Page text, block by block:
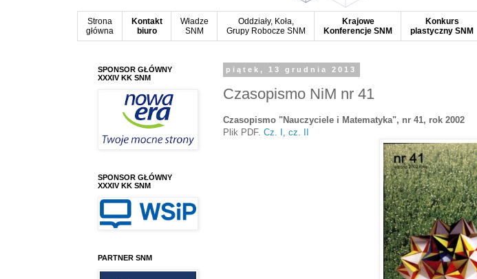
Strona
główna
Kontakt
biuro
Władze
SNM
Oddziały, Koła,
Grupy Robocze SNM
Krajowe
Konferencje SNM
Konkurs
plastyczny SNM
piątek, 13 grudnia 2013
Czasopismo NiM nr 41
Czasopismo "Nauczyciele i Matematyka", nr 41, rok 2002
Plik PDF. Cz. I , cz. II
SPONSOR GŁÓWNY
XXXIV KK SNM
SPONSOR GŁÓWNY
XXXIV KK SNM
PARTNER SNM